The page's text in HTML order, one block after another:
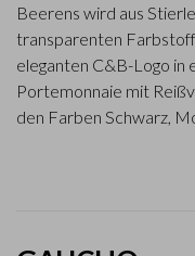
Beerens wird aus
transparenten
eleganten C&B-Logo in
Portemonnaie mit
den Farben Schwarz,